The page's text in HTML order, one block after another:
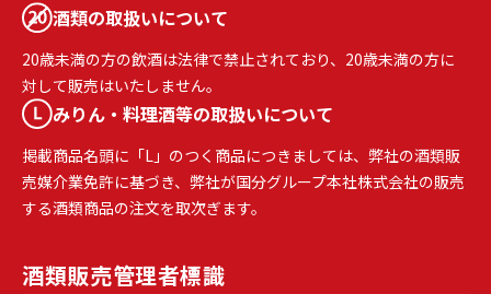
酒類の取扱いについて
20歳未満の方の飲酒は法律で禁止されており、20歳未満の方に
対して販売はいたしません。
みりん・料理酒等の取扱いについて
掲載商品名頭に「L」のつく商品につきましては、弊社の酒類販
売媒介業免許に基づき、弊社が国分グループ本社株式会社の販売
する酒類商品の注文を取次ぎます。
酒類販売管理者標識